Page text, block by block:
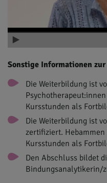
Sonstige Informationen
Die Weiterbildung ist
Kursstunden als
Die Weiterbildung ist
zertifiziert.
Kursstunden als
Den Abschluss bildet
Bindungsanalytikerin/